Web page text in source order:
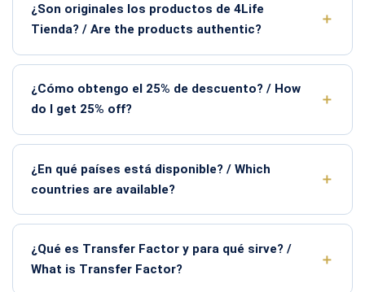
¿Son originales los productos de 4Life
Tienda? / Are the products authentic?
¿Cómo obtengo el 25% de descuento? / How
do I get 25% off?
¿En qué países está disponible? / Which
countries are available?
¿Qué es Transfer Factor y para qué sirve? /
What is Transfer Factor?